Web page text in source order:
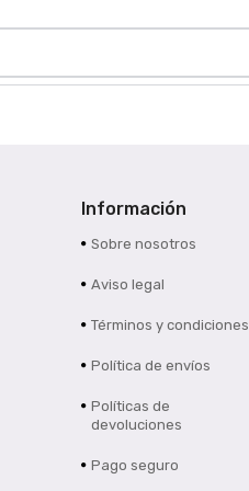
Información
Sobre nosotros
Aviso legal
Términos y condiciones
Política de envíos
Políticas de
devoluciones
Pago seguro